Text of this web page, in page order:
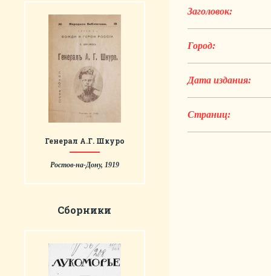
Генерал А.Г. Шкуро
Ростов-на-Дону, 1919
Сборники
Заголовок:
Город:
Дата издания:
Страниц: